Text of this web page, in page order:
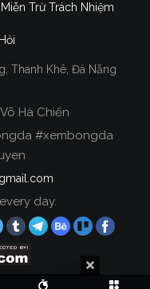
Đá
sóng bóng đá trực
được nhiều
nhất phải kể đến
tên tuổi trên thị
đá từ rất lâu cho
Miễn Trừ Trách Nhiệm
Thanh Khê, Đà Nẵng
Hà Chiến
#xembongda
day.